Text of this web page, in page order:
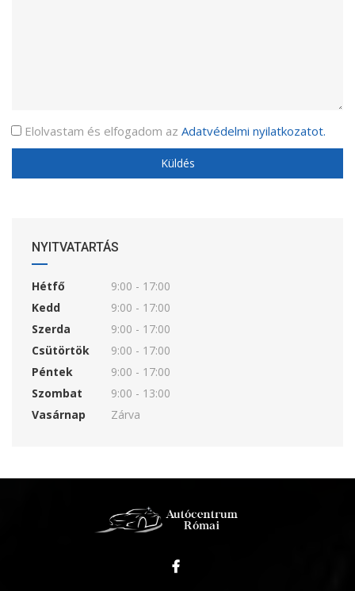
Elolvastam és elfogadom az Adatvédelmi nyilatkozatot.
NYITVATARTÁS
Hétfő
9:00 - 17:00
Kedd
9:00 - 17:00
Szerda
9:00 - 17:00
Csütörtök
9:00 - 17:00
Péntek
9:00 - 17:00
Szombat
9:00 - 13:00
Vasárnap
Zárva